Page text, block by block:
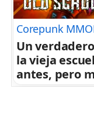
Corepunk
Un
la vieja
antes, pero